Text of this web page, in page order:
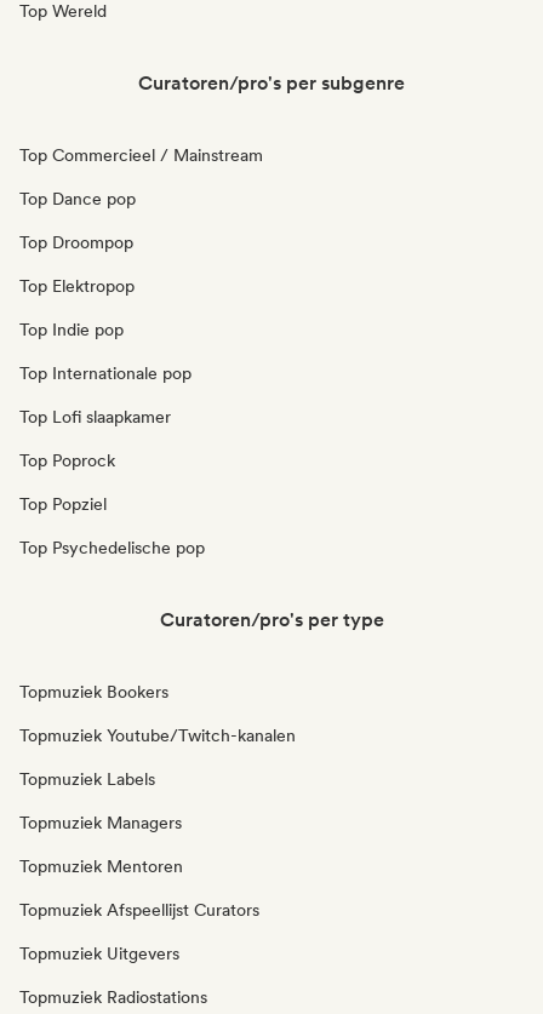
Top Wereld
Curatoren/pro's per subgenre
Top Commercieel / Mainstream
Top Dance pop
Top Droompop
Top Elektropop
Top Indie pop
Top Internationale pop
Top Lofi slaapkamer
Top Poprock
Top Popziel
Top Psychedelische pop
Curatoren/pro's per type
Topmuziek Bookers
Topmuziek Youtube/Twitch-kanalen
Topmuziek Labels
Topmuziek Managers
Topmuziek Mentoren
Topmuziek Afspeellijst Curators
Topmuziek Uitgevers
Topmuziek Radiostations